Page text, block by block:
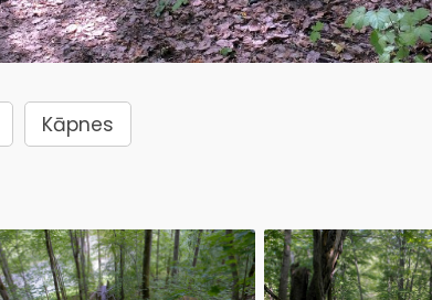
Kāpnes